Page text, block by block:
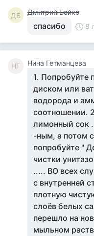
ДБ Дмитрий Бойко
спасибо 8
НГ Нина Гетманцева
1. Попробуйте
диском или
водорода и
соотношении.
лимонный сок
-ным, а потом
попробуйте "
чистки
..... ВО всех
с внутренней
плотную
слоёв белых
перешло на
мыльном